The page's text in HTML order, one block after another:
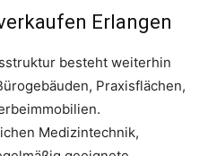
Erlangen
besteht weiterhin
Praxisflächen,
Medizintechnik,